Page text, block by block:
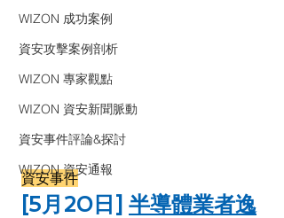
WIZON 成功案例
資安攻擊案例剖析
WIZON 專家觀點
WIZON 資安新聞脈動
資安事件評論&探討
WIZON 資安通報
資安事件
[5月20日] 半導體業者逸